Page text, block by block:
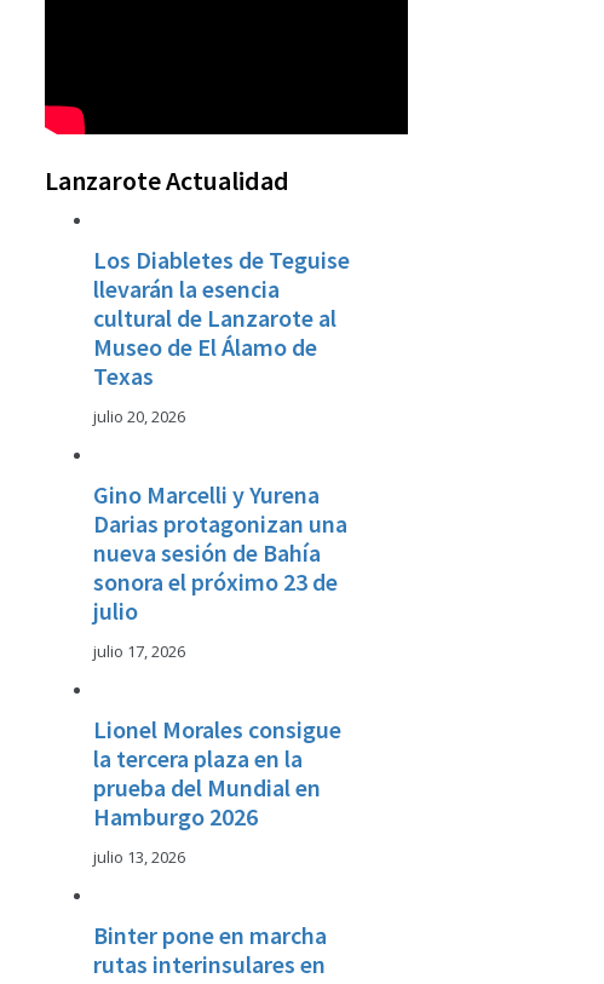
Lanzarote Actualidad
Los Diabletes de Teguise
llevarán la esencia
cultural de Lanzarote al
Museo de El Álamo de
Texas
julio 20, 2026
Gino Marcelli y Yurena
Darias protagonizan una
nueva sesión de Bahía
sonora el próximo 23 de
julio
julio 17, 2026
Lionel Morales consigue
la tercera plaza en la
prueba del Mundial en
Hamburgo 2026
julio 13, 2026
Binter pone en marcha
rutas interinsulares en